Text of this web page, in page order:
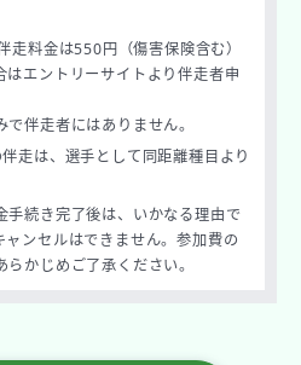
走料金は550円（傷害保険含む）
はエントリーサイトより伴走者申
伴走者にはありません。
⾛は、選手として同距離種目より
手続き完了後は、いかなる理由で
ャンセルはできません。参加費の
かじめご了承ください。